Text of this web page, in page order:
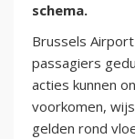
schema.
Brussels
passagiers
acties kunnen
voorkomen,
gelden rond